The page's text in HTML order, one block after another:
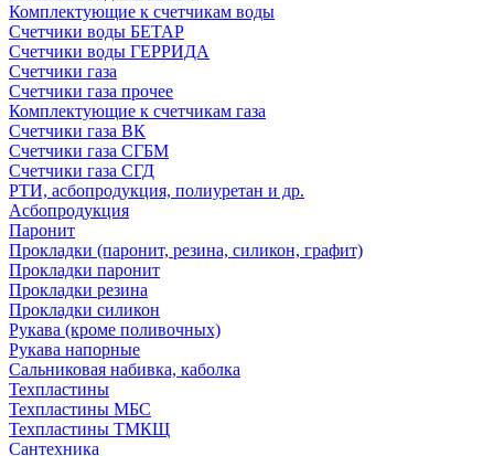
Комплектующие к счетчикам воды
Счетчики воды БЕТАР
Счетчики воды ГЕРРИДА
Счетчики газа
Счетчики газа прочее
Комплектующие к счетчикам газа
Счетчики газа ВК
Счетчики газа СГБМ
Счетчики газа СГД
РТИ, асбопродукция, полиуретан и др.
Асбопродукция
Паронит
Прокладки (паронит, резина, силикон, графит)
Прокладки паронит
Прокладки резина
Прокладки силикон
Рукава (кроме поливочных)
Рукава напорные
Сальниковая набивка, каболка
Техпластины
Техпластины МБС
Техпластины ТМКЩ
Сантехника